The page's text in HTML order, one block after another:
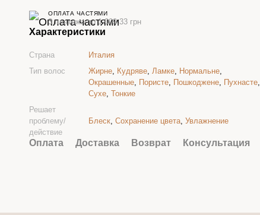
ОПЛАТА ЧАСТЯМИ
3 платежа по 1 009.33 грн
Характеристики
Страна
Италия
Тип волос
Жирне, Кудряве, Ламке, Нормальне,
Окрашенные, Пористе, Пошкоджене, Пухнасте,
Сухе, Тонкие
Решает
проблему/
действие
Блеск, Сохранение цвета, Увлажнение
Оплата Доставка Возврат Консультация